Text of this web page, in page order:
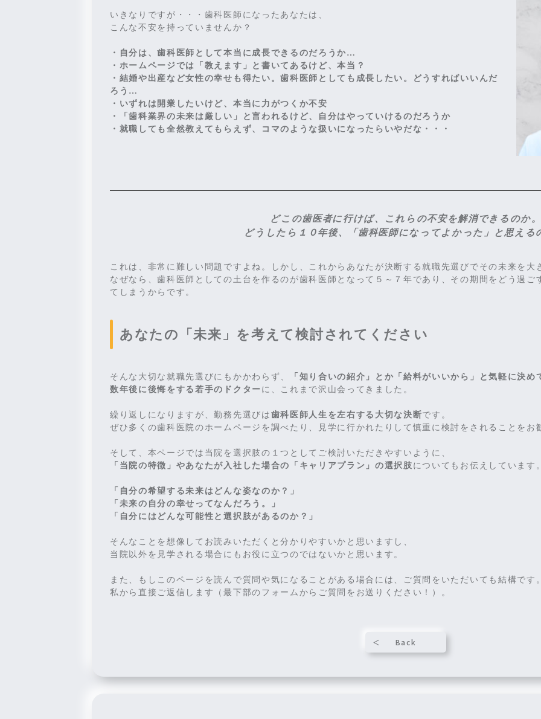
いきなりですが・・・歯科医師になったあなたは、
こんな不安を持っていませんか？
・自分は、歯科医師として本当に成長できるのだろうか…
・ホームページでは「教えます」と書いてあるけど、本当？
・結婚や出産など女性の幸せも得たい。歯科医師としても成長したい。どうすればいいんだ
ろう…
・いずれは開業したいけど、本当に力がつくか不安
・「歯科業界の未来は厳しい」と言われるけど、自分はやっていけるのだろうか
・就職しても全然教えてもらえず、コマのような扱いになったらいやだな・・・
どこの歯医者に行けば、これらの不安を解消できるのか。
どうしたら１０年後、「 歯科医師になってよかった 」と思える
これは、非常に難しい問題ですよね。しかし、これからあなたが決断する就職先選びでその未来を大
なぜなら、歯科医師としての土台を作るのが歯科医師となって５～７年であり、その期間をどう過
てしまうからです。
あなたの「未来」を考えて検討されてください
そんな大切な就職先選びにもかかわらず、
「知り合いの紹介」とか「給料がいいから」と気軽に決め
数年後に後悔をする若手のドクター に、これまで沢山会ってきました。
繰り返しになりますが、勤務先選びは 歯科医師人生を左右する大切な決断です。
ぜひ多くの歯科医院のホームページを調べたり、見学に行かれたりして慎重に検討をされることをお
そして、本ページでは当院を選択肢の１つとしてご検討いただきやすいように、
「当院の特徴」やあなたが入社した場合の「キャリアプラン」の選択肢 についてもお伝えしています
「自分の希望する未来はどんな姿なのか？」
「未来の自分の幸せってなんだろう。」
「自分にはどんな可能性と選択肢があるのか？」
そんなことを想像してお読みいただくと分かりやすいかと思いますし、
当院以外を見学される場合にもお役に立つのではないかと思います。
また、もしこのページを読んで質問や気になることがある場合には、ご質問をいただいても結構です
私から直接ご返信します（最下部のフォームからご質問をお送りください！）。
Back